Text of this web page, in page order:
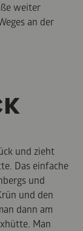
weiter
an der
und zieht
Das einfache
und
und den
dann am
Man